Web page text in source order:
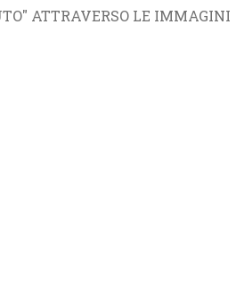
ATTRAVERSO LE IMMAGINI